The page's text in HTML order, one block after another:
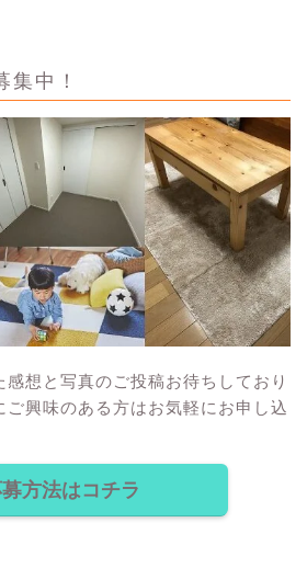
集中！
想と写真のご投稿お待ちしており
ご興味のある方はお気軽にお申し込
方法はコチラ